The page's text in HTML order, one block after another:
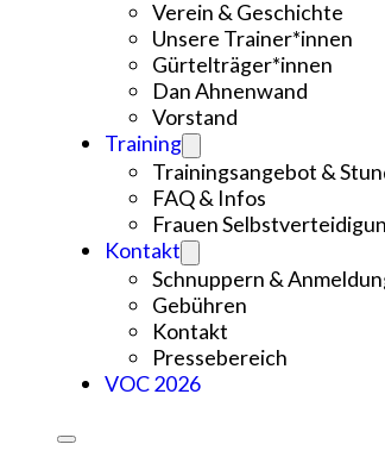
Verein & Geschichte
Unsere Trainer*innen
Gürtelträger*innen
Dan Ahnenwand
Vorstand
Training
Trainingsangebot &
FAQ & Infos
Frauen
Kontakt
Schnuppern &
Gebühren
Kontakt
Pressebereich
VOC 2026